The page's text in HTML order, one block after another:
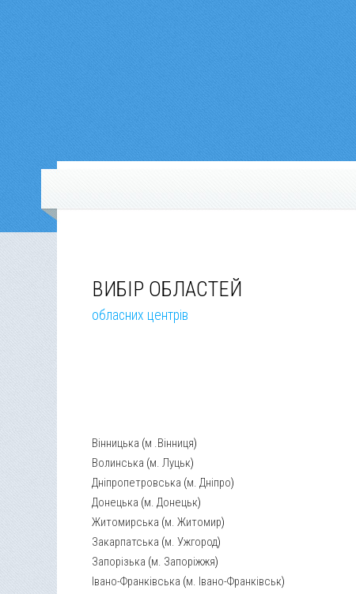
ВИБІР ОБЛАСТЕЙ
обласних центрів
Вінницька (м .Вінниця)
Волинська (м. Луцьк)
Дніпропетровська (м. Дніпро)
Донецька (м. Донецьк)
Житомирська (м. Житомир)
Закарпатська (м. Ужгород)
Запорізька (м. Запоріжжя)
Івано-Франківська (м. Івано-Франківськ)